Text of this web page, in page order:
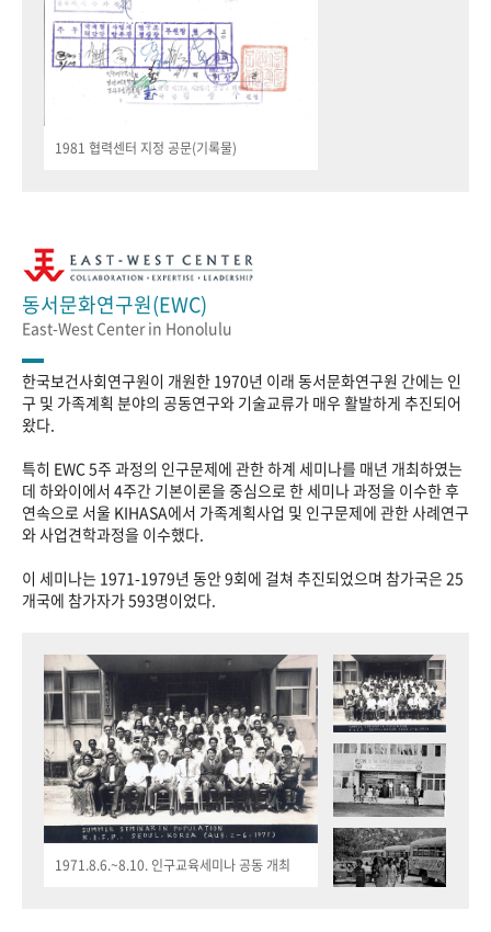
1981 협력센터 지정 공문(기록물)
동서문화연구원(EWC)
East-West Center in Honolulu
한국보건사회연구원이 개원한 1970년 이래 동서문화연구원 간에는 인
구 및 가족계획 분야의 공동연구와 기술교류가 매우 활발하게 추진되어
왔다.
특히 EWC 5주 과정의 인구문제에 관한 하계 세미나를 매년 개최하였는
데 하와이에서 4주간 기본이론을 중심으로 한 세미나 과정을 이수한 후
연속으로 서울 KIHASA에서 가족계획사업 및 인구문제에 관한 사례연구
와 사업견학과정을 이수했다.
이 세미나는 1971-1979년 동안 9회에 걸쳐 추진되었으며 참가국은 25
개국에 참가자가 593명이었다.
1971.8.6.~8.10. 인구교육세미나 공동 개최